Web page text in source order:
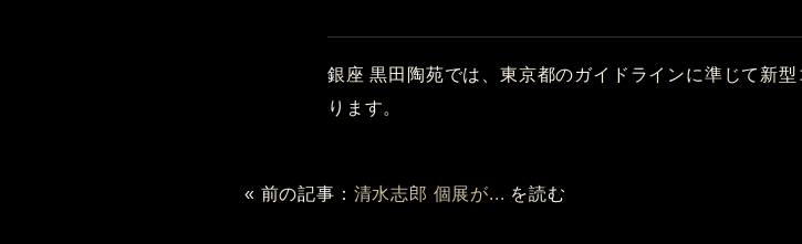
銀座 黒田陶苑では、東京都のガイドラインに準じて新
ります。
« 前の記事： 清水志郎 個展が... を読む